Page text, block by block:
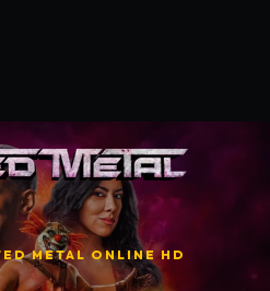
METAL ONLINE HD